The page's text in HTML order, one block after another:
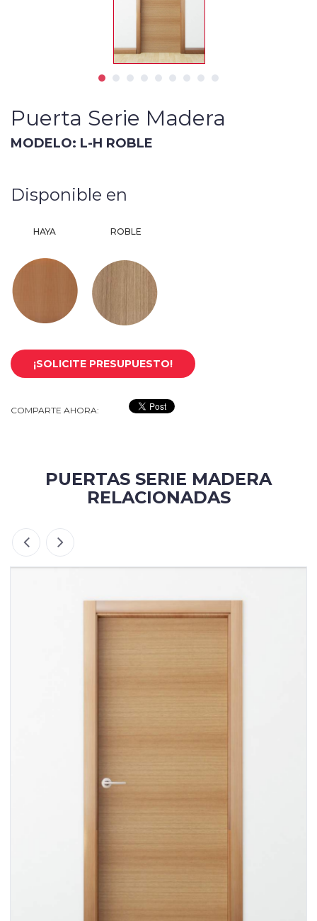
Puerta Serie Madera
MODELO: L-H ROBLE
Disponible en
HAYA ROBLE
¡SOLICITE PRESUPUESTO!
COMPARTE AHORA:
PUERTAS SERIE MADERA
RELACIONADAS